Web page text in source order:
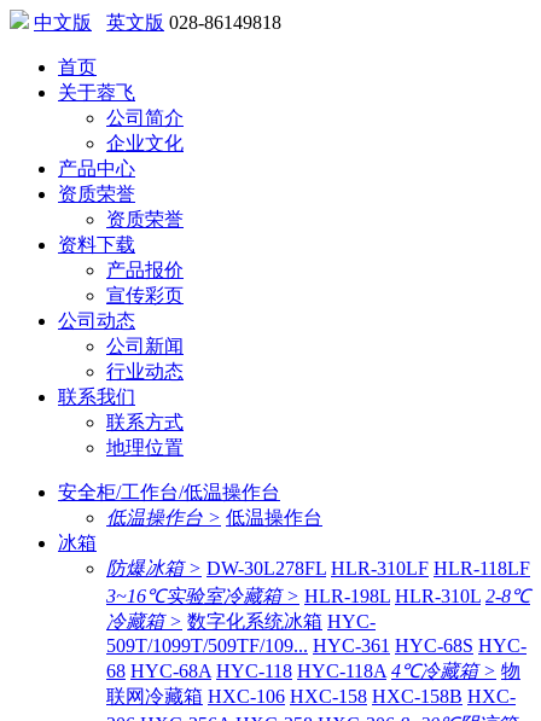
中文版 英文版 028-86149818
首页
关于蓉飞
公司简介
企业文化
产品中心
资质荣誉
资质荣誉
资料下载
产品报价
宣传彩页
公司动态
公司新闻
行业动态
联系我们
联系方式
地理位置
安全柜/工作台/低温操作台
低温操作台 > 低温操作台
冰箱
防爆冰箱 > DW-30L278FL HLR-310LF HLR-118LF
3~16℃实验室冷藏箱 > HLR-198L HLR-310L 2-8℃
冷藏箱 > 数字化系统冰箱 HYC-
509T/1099T/509TF/109... HYC-361 HYC-68S HYC-
68 HYC-68A HYC-118 HYC-118A 4℃冷藏箱 > 物
联网冷藏箱 HXC-106 HXC-158 HXC-158B HXC-